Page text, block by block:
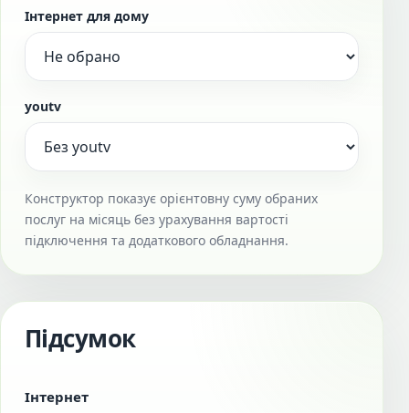
Інтернет для дому
youtv
Конструктор показує орієнтовну суму обраних
послуг на місяць без урахування вартості
підключення та додаткового обладнання.
Підсумок
Інтернет